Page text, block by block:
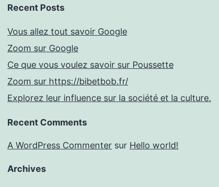
Recent Posts
Vous allez tout savoir Google
Zoom sur Google
Ce que vous voulez savoir sur Poussette
Zoom sur https://bibetbob.fr/
Explorez leur influence sur la société et la culture.
Recent Comments
A WordPress Commenter sur Hello world!
Archives